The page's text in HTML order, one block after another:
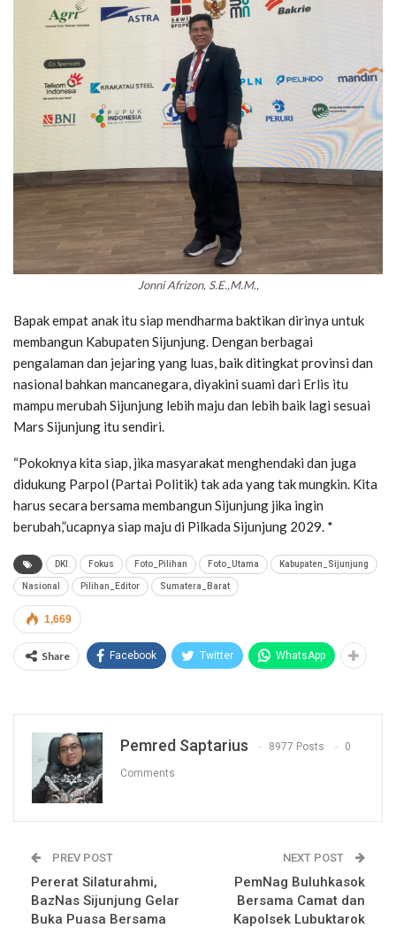
Jonni Afrizon, S.E.,M.M.,
Bapak empat anak itu siap mendharma baktikan dirinya untuk
membangun Kabupaten Sijunjung. Dengan berbagai
pengalaman dan jejaring yang luas, baik ditingkat provinsi dan
nasional bahkan mancanegara, diyakini suami dari Erlis itu
mampu merubah Sijunjung lebih maju dan lebih baik lagi sesuai
Mars Sijunjung itu sendiri.
“Pokoknya kita siap, jika masyarakat menghendaki dan juga
didukung Parpol (Partai Politik) tak ada yang tak mungkin. Kita
harus secara bersama membangun Sijunjung jika ingin
berubah,”ucapnya siap maju di Pilkada Sijunjung 2029. *
DKI Fokus Foto_Pilihan Foto_Utama Kabupaten_Sijunjung
Nasional Pilihan_Editor Sumatera_Barat
1,669
Share Facebook Twitter WhatsApp
Pemred Saptarius 8977 Posts 0
Comments
PREV POST
Pererat Silaturahmi,
BazNas Sijunjung Gelar
Buka Puasa Bersama
NEXT POST
PemNag Buluhkasok
Bersama Camat dan
Kapolsek Lubuktarok